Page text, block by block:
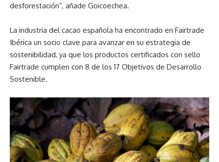
desforestación”, añade Goicoechea.
La industria del cacao española ha encontrado en Fairtrade
Ibérica un socio clave para avanzar en su estrategia de
sostenibilidad, ya que los productos certificados con sello
Fairtrade cumplen con 8 de los 17 Objetivos de Desarrollo
Sostenible.